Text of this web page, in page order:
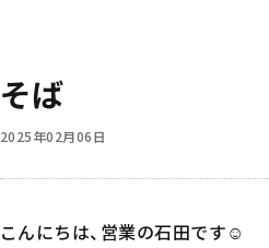
そば
2025年02月06日
こんにちは、営業の石田です☺️